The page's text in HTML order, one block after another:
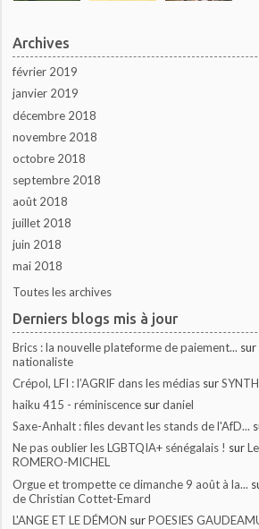
Archives
février 2019
janvier 2019
décembre 2018
novembre 2018
octobre 2018
septembre 2018
août 2018
juillet 2018
juin 2018
mai 2018
Toutes les archives
Derniers blogs mis à jour
Brics : la nouvelle plateforme de paiement... sur
nationaliste
Crépol, LFI : l’AGRIF dans les médias sur
haiku 415 - réminiscence surdaniel
Saxe-Anhalt : files devant les stands de l'AfD...
Ne pas oublier les LGBTQIA+ sénégalais ! sur
ROMERO-MICHEL
Orgue et trompette ce dimanche 9 août à la...
de Christian Cottet-Emard
L'ANGE ET LE DÉMON surPOESIES